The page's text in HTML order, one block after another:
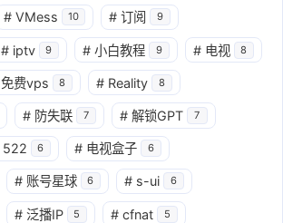
# VMess 10 # 订阅 9
# iptv 9 # 小白教程 9 # 电视 8
免费vps 8 # Reality 8
# 防失联 7 # 解锁GPT 7
522 6 # 电视盒子 6
# 账号星球 6 # s-ui 6
# 泛播IP 5 # cfnat 5